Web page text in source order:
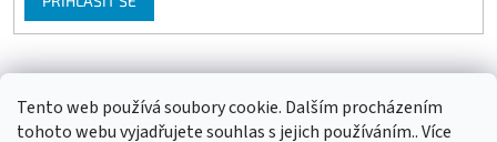
Tento web používá soubory cookie. Dalším procházením
tohoto webu vyjadřujete souhlas s jejich používáním.. Více